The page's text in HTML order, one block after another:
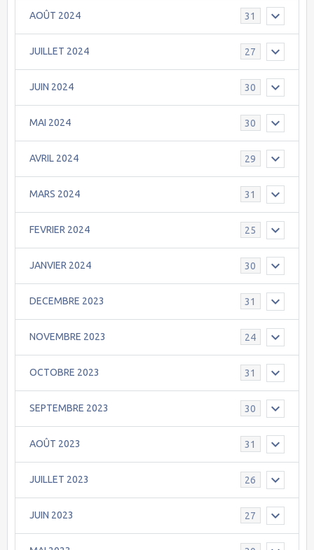
AOÛT 2024 31
JUILLET 2024 27
JUIN 2024 30
MAI 2024 30
AVRIL 2024 29
MARS 2024 31
FEVRIER 2024 25
JANVIER 2024 30
DECEMBRE 2023 31
NOVEMBRE 2023 24
OCTOBRE 2023 31
SEPTEMBRE 2023 30
AOÛT 2023 31
JUILLET 2023 26
JUIN 2023 27